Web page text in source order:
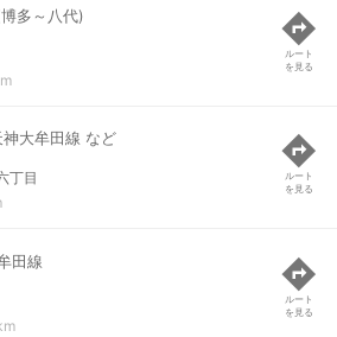
多～八代)
ルート
を見る
神大牟田線 など
丁目
ルート
を見る
田線
ルート
を見る